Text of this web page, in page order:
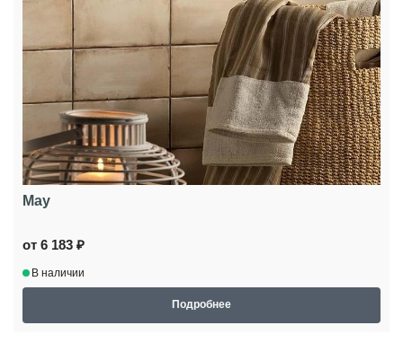
May
от 6 183 ₽
В наличии
Подробнее